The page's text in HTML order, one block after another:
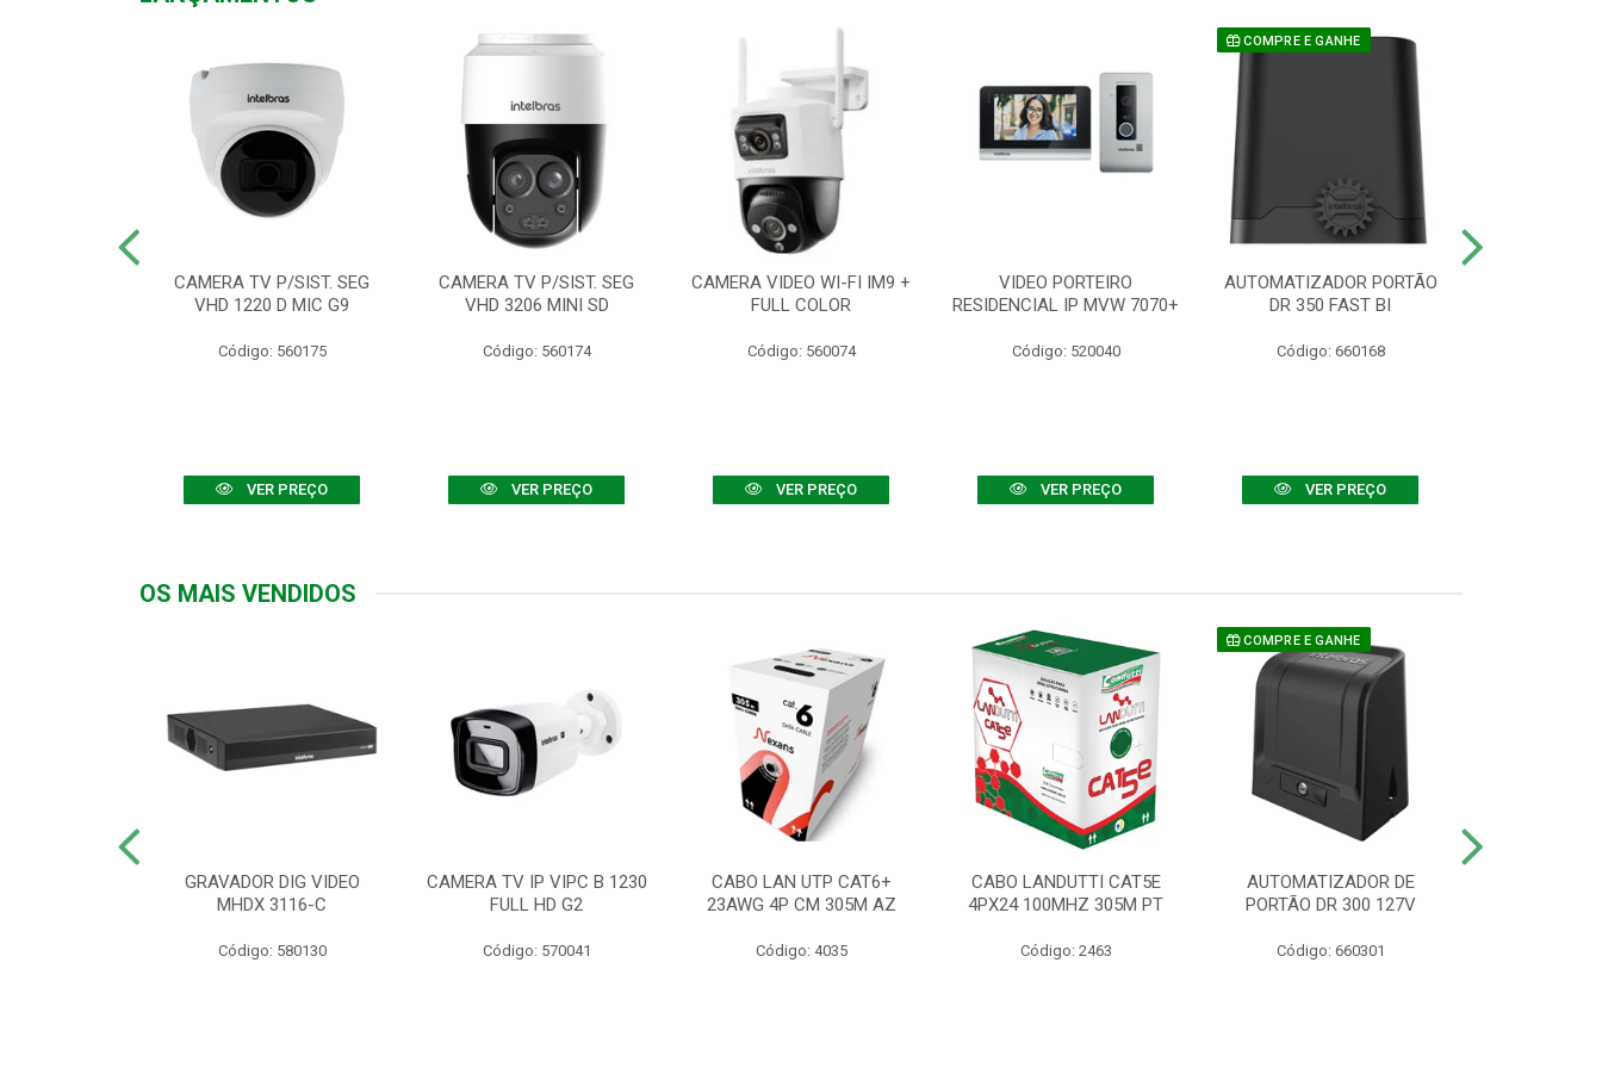
CAMERA TV P/SIST. SEG
VHD 1220 D MIC G9
Código: 560175
VER PREÇO
CAMERA TV P/SIST. SEG
VHD 3206 MINI SD
Código: 560174
VER PREÇO
CAMERA VIDEO WI-FI IM9 +
FULL COLOR
Código: 560074
VER PREÇO
VIDEO PORTEIRO
RESIDENCIAL IP MVW 7070+
Código: 520040
VER PREÇO
COMPRE E GANHE
AUTOMATIZADOR PORTÃO
DR 350 FAST BI
Código: 660168
VER PREÇO
OS MAIS VENDIDOS
GRAVADOR DIG VIDEO
MHDX 3116-C
Código: 580130
CAMERA TV IP VIPC B 1230
FULL HD G2
Código: 570041
CABO LAN UTP CAT6+
23AWG 4P CM 305M AZ
Código: 4035
CABO LANDUTTI CAT5E
4PX24 100MHZ 305M PT
Código: 2463
COMPRE E GANHE
AUTOMATIZADOR DE
PORTÃO DR 300 127V
Código: 660301